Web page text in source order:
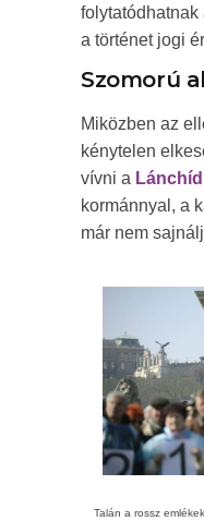
a történet jogi
Szomorú
Miközben az
kénytelen
vívni a
kormánnyal, a
már nem
Talán a rossz